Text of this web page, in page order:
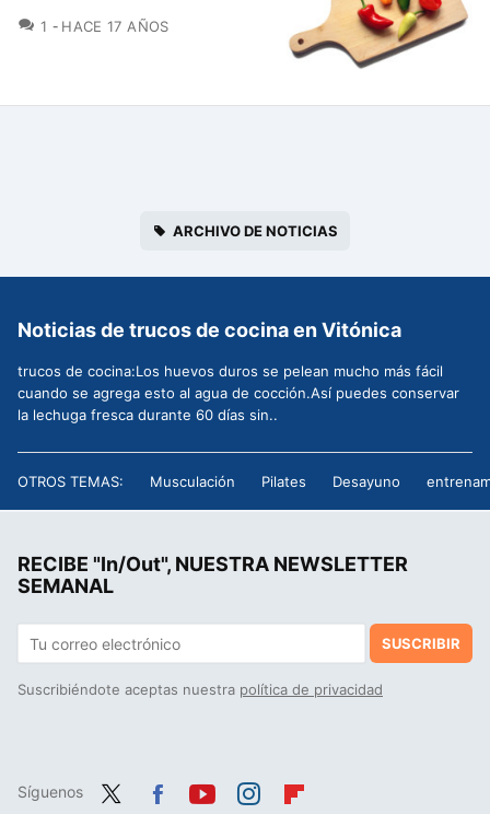
1 COMENTARIOS
HACE 17 AÑOS
ARCHIVO DE NOTICIAS
Noticias de trucos de cocina en Vitónica
trucos de cocina:Los huevos duros se pelean mucho más fácil
cuando se agrega esto al agua de cocción.Así puedes conservar
la lechuga fresca durante 60 días sin..
OTROS TEMAS: Musculación Pilates Desayuno
RECIBE "In/Out", NUESTRA NEWSLETTER
SEMANAL
SUSCRIBIR
Suscribiéndote aceptas nuestra política de privacidad
Síguenos